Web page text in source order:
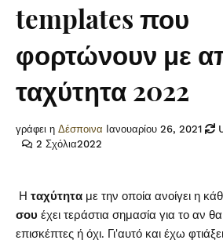
templates που
φορτώνουν με
ταχύτητα 2022
γράφει η Δέσποινα Ιανουαρίου 26, 2021
2022
2 Σχόλια
Η ταχύτητα με την οποία ανοίγει η
σου έχει τεράστια σημασία για το αν
επισκέπτες ή όχι. Γι'αυτό και έχω